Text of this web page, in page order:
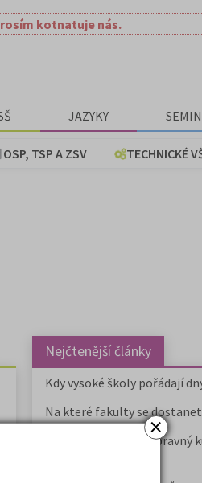
kotnatuje nás.
×
JAZYKY
OSP, TSP A ZSV TECHNICKÉ
Nejčtenější články
Kdy vysoké školy pořádají
Na které fakulty se
Samostudium vs. přípravný